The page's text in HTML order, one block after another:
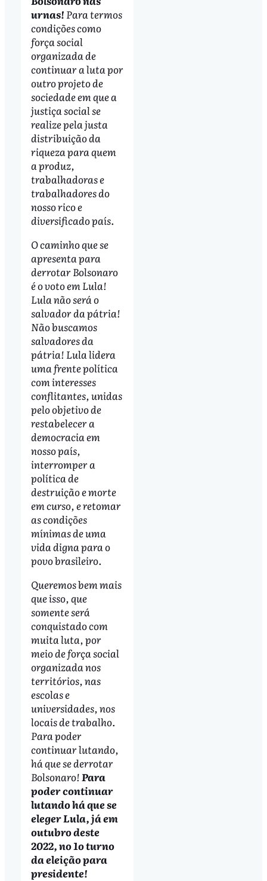
urnas! Para termos
condições como
força social
organizada de
continuar a luta por
outro projeto de
sociedade em que a
justiça social se
realize pela justa
distribuição da
riqueza para quem
a produz,
trabalhadoras e
trabalhadores do
nosso rico e
diversificado país.
O caminho que se
apresenta para
derrotar Bolsonaro
é o voto em Lula!
Lula não será o
salvador da pátria!
Não buscamos
salvadores da
pátria! Lula lidera
uma frente política
com interesses
conflitantes, unidas
pelo objetivo de
restabelecer a
democracia em
nosso país,
interromper a
política de
destruição e morte
em curso, e retomar
as condições
mínimas de uma
vida digna para o
povo brasileiro.
Queremos bem mais
que isso, que
somente será
conquistado com
muita luta, por
meio de força social
organizada nos
territórios, nas
escolas e
universidades, nos
locais de trabalho.
Para poder
continuar lutando,
há que se derrotar
Bolsonaro! Para
poder continuar
lutando há que se
eleger Lula, já em
outubro deste
2022, no 1o turno
da eleição para
presidente!